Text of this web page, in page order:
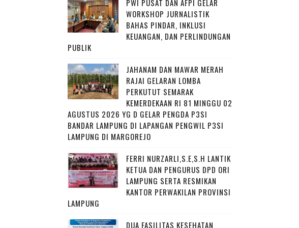
PWI PUSAT DAN AFPI GELAR
WORKSHOP JURNALISTIK
BAHAS PINDAR, INKLUSI
KEUANGAN, DAN PERLINDUNGAN
PUBLIK
JAHANAM DAN MAWAR MERAH
RAJAI GELARAN LOMBA
PERKUTUT SEMARAK
KEMERDEKAAN RI 81 MINGGU 02
AGUSTUS 2026 YG D GELAR PENGDA P3SI
BANDAR LAMPUNG DI LAPANGAN PENGWIL P3SI
LAMPUNG DI MARGOREJO
FERRI NURZARLI,S.E,S.H LANTIK
KETUA DAN PENGURUS DPD ORI
LAMPUNG SERTA RESMIKAN
KANTOR PERWAKILAN PROVINSI
LAMPUNG
DUA FASILITAS KESEHATAN